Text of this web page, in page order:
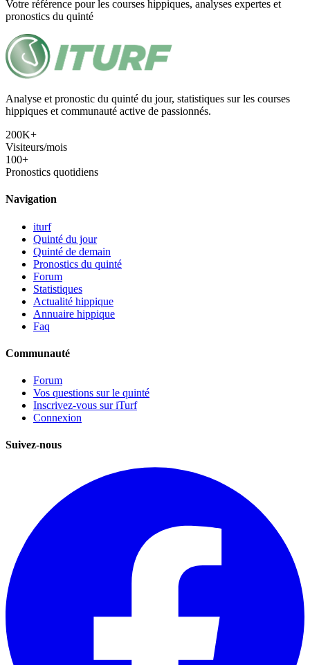
Votre référence pour les courses hippiques, analyses expertes et
pronostics du quinté
Analyse et pronostic du quinté du jour, statistiques sur les courses
hippiques et communauté active de passionnés.
200K+
Visiteurs/mois
100+
Pronostics quotidiens
Navigation
iturf
Quinté du jour
Quinté de demain
Pronostics du quinté
Forum
Statistiques
Actualité hippique
Annuaire hippique
Faq
Communauté
Forum
Vos questions sur le quinté
Inscrivez-vous sur iTurf
Connexion
Suivez-nous